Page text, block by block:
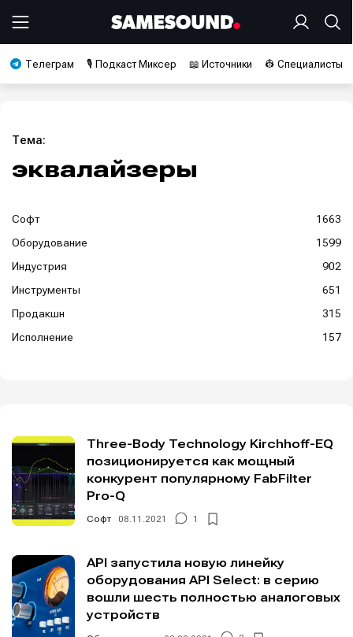
Телеграм 🎙️ Подкаст Миксер 📖 Источники 👷 Специалисты
Тема:
эквалайзеры
Софт
1663
Оборудование
1599
Индустрия
902
Инструменты
651
Продакшн
315
Исполнение
157
Three-Body Technology Kirchhoff-EQ
позиционируется как мощный
конкурент популярному FabFilter
Pro-Q
Софт 08.11.2021 1
API запустила новую линейку
оборудования API Select: в серию
вошли шесть полностью аналоговых
устройств